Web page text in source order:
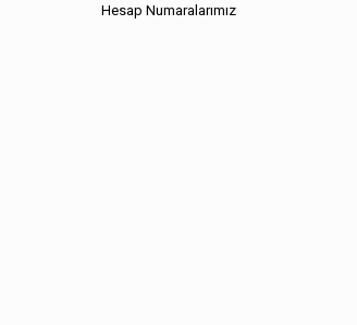
Hesap Numaralarımız